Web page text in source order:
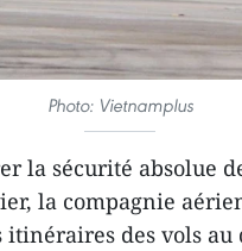
Photo: Vietnamplus
la sécurité absolue
la compagnie
des vols au